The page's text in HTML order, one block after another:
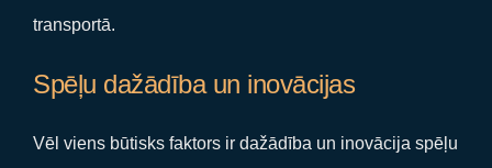
transportā.
Spēļu dažādība un inovācijas
Vēl viens būtisks faktors ir dažādība un inovācija spēļu